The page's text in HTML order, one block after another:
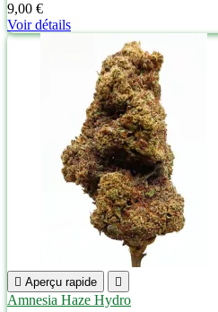
9,00 €
Voir détails
 Aperçu rapide 
Amnesia Haze Hydro